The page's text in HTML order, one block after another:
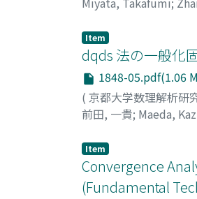
Item
dqds 法の一般化
1848-05.pdf(1.06
( 京都大学数理解析研
前田, 一貴; Maeda,
Item
Convergence
(Fundamental